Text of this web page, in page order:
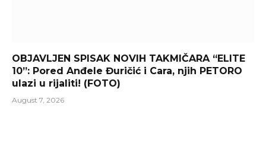
OBJAVLJEN SPISAK NOVIH TAKMIČARA “ELITE
10”: Pored Anđele Đuričić i Cara, njih PETORO
ulazi u rijaliti! (FOTO)
August 7, 2026